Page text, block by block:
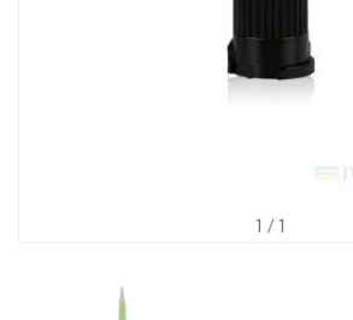
1 / 1